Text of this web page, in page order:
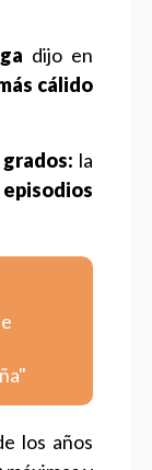
dijo en
cálido
la
los años